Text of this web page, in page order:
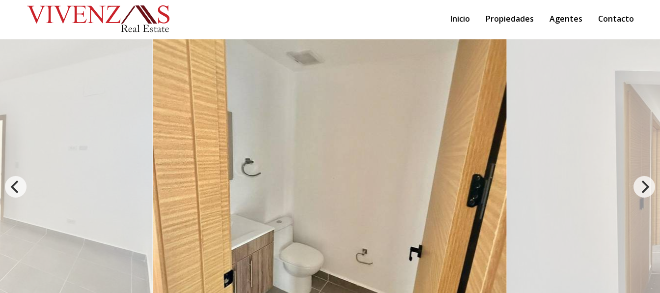
Inicio Propiedades Agentes Contacto